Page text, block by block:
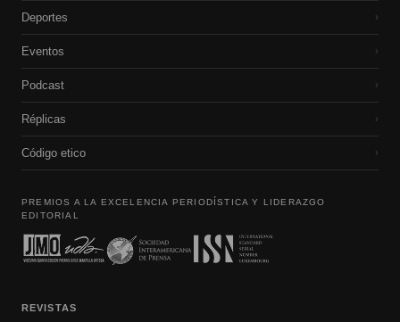
Deportes ›
Eventos ›
Podcast ›
Réplicas ›
Código etico ›
PREMIOS A LA EXCELENCIA PERIODÍSTICA Y LIDERAZGO
EDITORIAL
REVISTAS